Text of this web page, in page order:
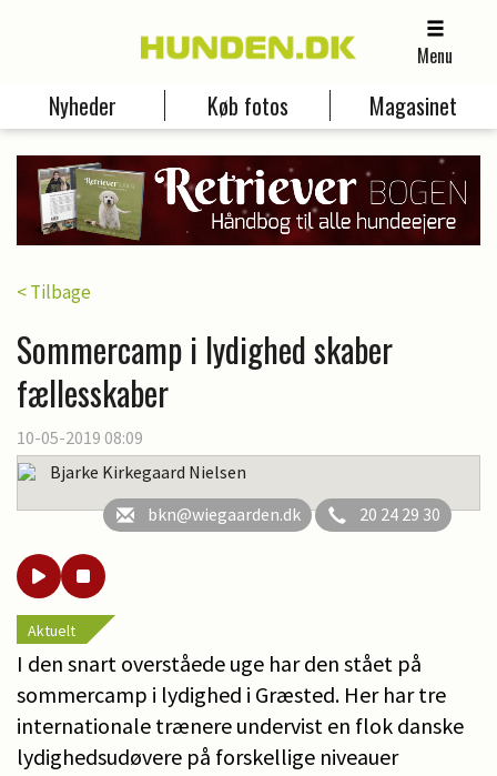
Menu
Nyheder Køb fotos Magasinet
< Tilbage
Sommercamp i lydighed skaber
fællesskaber
10-05-2019 08:09
Bjarke Kirkegaard Nielsen
bkn@wiegaarden.dk
20 24 29 30
Aktuelt
I den snart overståede uge har den stået på
sommercamp i lydighed i Græsted. Her har tre
internationale trænere undervist en flok danske
lydighedsudøvere på forskellige niveauer